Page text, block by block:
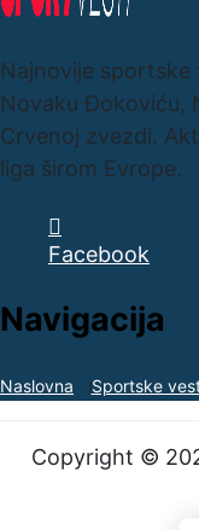
Najnovije sportske
Novaku Đokoviću,
Crvenoj zvezdi.
liga širom Evrope.
Facebook
Navigacija
Naslovna Sportske
Copyright ©